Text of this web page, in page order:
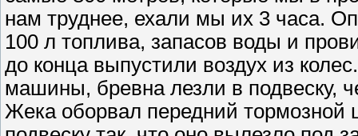
нам труднее, ехали мы их 3 часа.
100 л топлива, запасов воды и
до конца выпустили воздух из
машины, бревна лезли в подвеску,
Жека оборвал передний